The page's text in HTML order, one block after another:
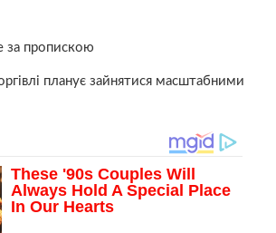
за пропискою
планує зайнятися масштабними